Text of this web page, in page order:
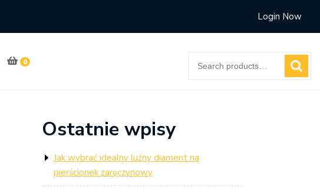
Login Now
0
for:
Ostatnie wpisy
Jak wybrać idealny luźny diament na
pierścionek zaręczynowy